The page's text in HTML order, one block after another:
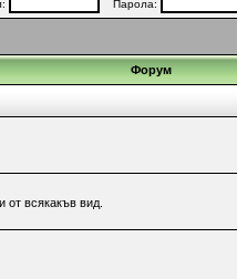
Парола:
Форум
от всякакъв вид.